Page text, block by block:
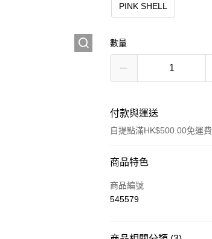
PINK SHELL
數量
付款與運送
自提點滿HK$500.00免運費
付款方式
信用卡
商品特色
商品編號
545579